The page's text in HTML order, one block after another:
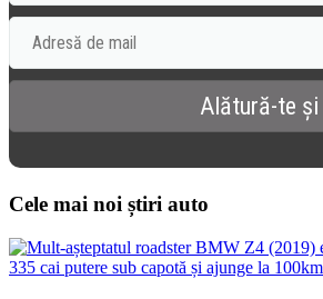
Cele mai noi știri auto